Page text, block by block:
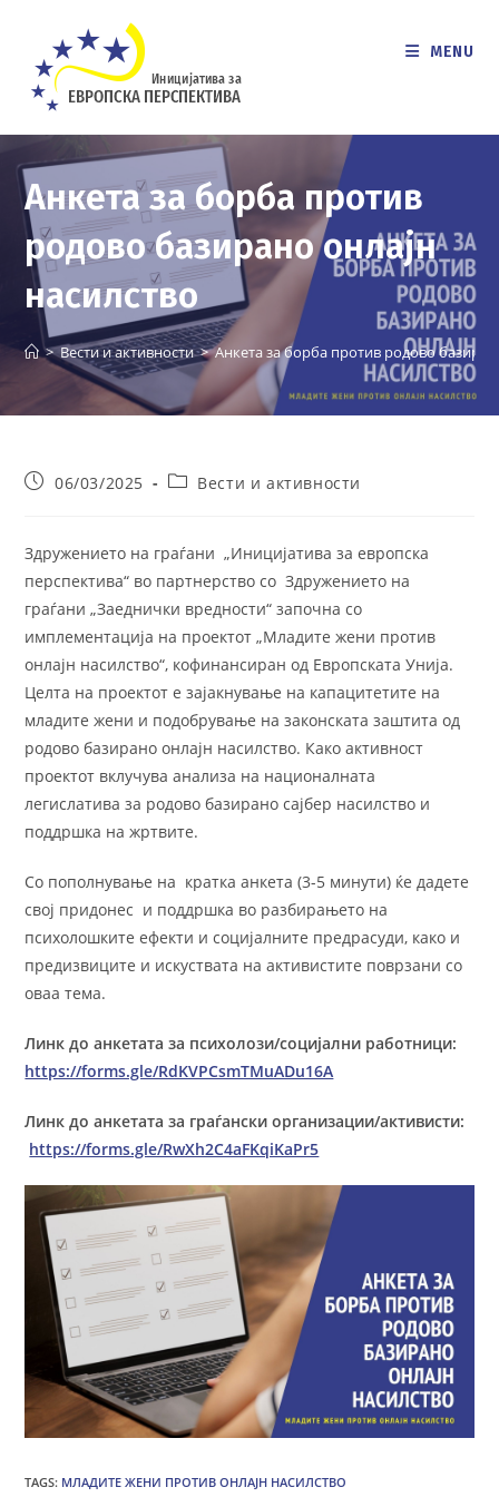
content
MENU
Анкета за борба против
родово базирано онлајн
насилство
> Вести и активности > Анкета за борба против родово
Post06/03/2025
PostВести и активности
Здружението на граѓани „Иницијатива за европска
перспектива“ во партнерство со Здружението на
граѓани „Заеднички вредности“ започна со
имплементација на проектот „Младите жени против
онлајн насилство“, кофинансиран од Европската Унија.
Целта на проектот е зајакнување на капацитетите на
младите жени и подобрување на законската заштита од
родово базирано онлајн насилство. Како активност
проектот вклучува анализа на националната
легислатива за родово базирано сајбер насилство и
поддршка на жртвите.
Со пополнување на кратка анкета (3-5 минути) ќе дадете
свој придонес и поддршка во разбирањето на
психолошките ефекти и социјалните предрасуди, како и
предизвиците и искуствата на активистите поврзани со
оваа тема.
Линк до анкетата за психолози/социјални работници:
https://forms.gle/RdKVPCsmTMuADu16A
Линк до анкетата за граѓански организации/активисти:
https://forms.gle/RwXh2C4aFKqiKaPr5
TAGS: МЛАДИТЕ ЖЕНИ ПРОТИВ ОНЛАЈН НАСИЛСТВО